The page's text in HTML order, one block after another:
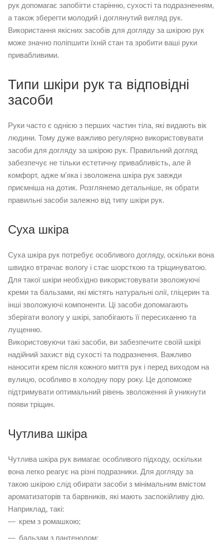
рук допомагає запобігти старінню, сухості та подразненням,
а також зберегти молодий і доглянутий вигляд рук.
Використання якісних засобів для догляду за шкірою рук
може значно поліпшити їхній стан та зробити ваші руки
привабливими.
Типи шкіри рук та відповідні
засоби
Руки часто є однією з перших частин тіла, які видають вік
людини. Тому дуже важливо регулярно використовувати
засоби для догляду за шкірою рук. Правильний догляд
забезпечує не тільки естетичну привабливість, але й
комфорт, адже м'яка і зволожена шкіра рук завжди
приємніша на дотик. Розглянемо детальніше, як обрати
правильні засоби залежно від типу шкіри рук.
Суха шкіра
Суха шкіра рук потребує особливого догляду, оскільки вона
швидко втрачає вологу і стає шорсткою та тріщинуватою.
Для такої шкіри необхідно використовувати зволожуючі
креми та бальзами, які містять натуральні олії, гліцерин та
інші зволожуючі компоненти. Ці засоби допомагають
зберігати вологу у шкірі, запобігають її пересиханню та
лущенню.
Використовуючи такі засоби, ви забезпечите своїй шкірі
надійний захист від сухості та подразнення. Важливо
наносити крем після кожного миття рук і перед виходом на
вулицю, особливо в холодну пору року. Це допоможе
підтримувати оптимальний рівень зволоження й уникнути
появи тріщин.
Чутлива шкіра
Чутлива шкіра рук вимагає особливого підходу, оскільки
вона легко реагує на різні подразники. Для догляду за
такою шкірою слід обирати засоби з мінімальним вмістом
ароматизаторів та барвників, які мають заспокійливу дію.
Наприклад, такі:
крем з ромашкою;
бальзам з пантенолом;